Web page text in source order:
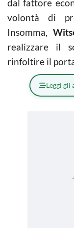
dal fattore
volontà di
Insomma,
realizzare il
rinfoltire il
Leggi